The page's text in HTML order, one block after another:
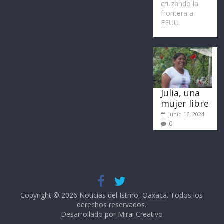
cruzando la
frontera a
EEUU
Julia, una
mujer libre
junio 16, 2024
0
Copyright © 2026 Noticias del Istmo, Oaxaca. Todos los
derechos reservados.
Desarrollado por Mirai Creativo